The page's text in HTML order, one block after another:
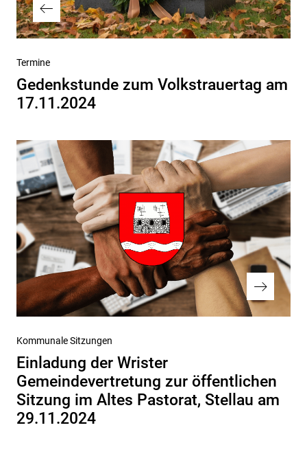
Vorheriger
Beitrag
Termine
Gedenkstunde zum Volkstrauertag am
17.11.2024
Nächster
Beitrag
Kommunale Sitzungen
Einladung der Wrister
Gemeindevertretung zur öffentlichen
Sitzung im Altes Pastorat, Stellau am
29.11.2024